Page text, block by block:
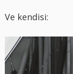
Ve kendisi: